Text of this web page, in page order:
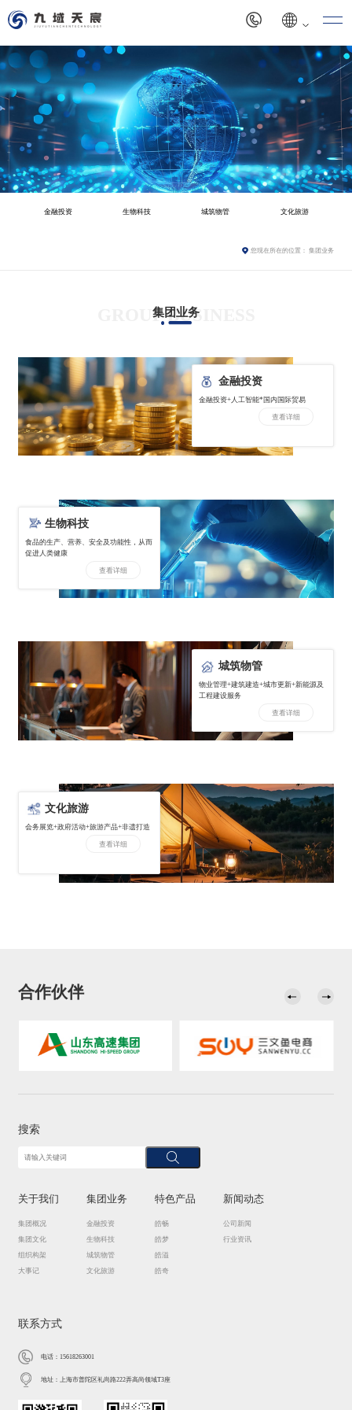
金融投资 生物科技 城筑物管 文化旅游
您现在所在的位置： 集团业务
GROUP BUSINESS
集团业务
金融投资
金融投资+人工智能*国内国际贸易
查看详细
生物科技
食品的生产、营养、安全及功能性，从而
促进人类健康
查看详细
城筑物管
物业管理+建筑建造+城市更新+新能源及
工程建设服务
查看详细
文化旅游
会务展览+政府活动+旅游产品+非遗打造
查看详细
合作伙伴
搜索
关于我们
集团概况
集团文化
组织构架
大事记
集团业务
金融投资
生物科技
城筑物管
文化旅游
特色产品
皓畅
皓梦
皓溢
皓奇
新闻动态
公司新闻
行业资讯
联系方式
电话：15618263001
地址：上海市普陀区礼尚路222弄高尚领域T3座